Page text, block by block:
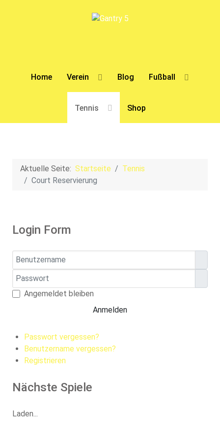
Home Verein Blog Fußball
Tennis Shop
Aktuelle Seite: Startseite
Tennis
Court Reservierung
Login Form
Benutzername
Passwort
Angemeldet bleiben
Anmelden
Passwort vergessen?
Benutzername vergessen?
Registrieren
Nächste Spiele
Laden...